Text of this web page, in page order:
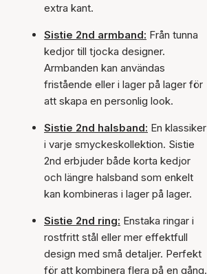
extra kant.
Sistie 2nd armband: Från tunna
kedjor till tjocka designer.
Armbanden kan användas
fristående eller i lager på lager för
att skapa en personlig look.
Sistie 2nd halsband: En klassiker
i varje smyckeskollektion. Sistie
2nd erbjuder både korta kedjor
och längre halsband som enkelt
kan kombineras i lager på lager.
Sistie 2nd ring: Enstaka ringar i
rostfritt stål eller mer effektfull
design med små detaljer. Perfekt
för att kombinera flera på en gång.